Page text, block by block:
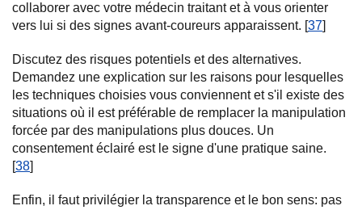
collaborer avec votre médecin traitant et à vous orienter
vers lui si des signes avant-coureurs apparaissent. [37]
Discutez des risques potentiels et des alternatives.
Demandez une explication sur les raisons pour lesquelles
les techniques choisies vous conviennent et s'il existe des
situations où il est préférable de remplacer la manipulation
forcée par des manipulations plus douces. Un
consentement éclairé est le signe d'une pratique saine.
[38]
Enfin, il faut privilégier la transparence et le bon sens: pas